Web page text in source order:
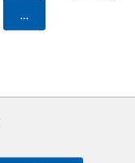
Seleccionar